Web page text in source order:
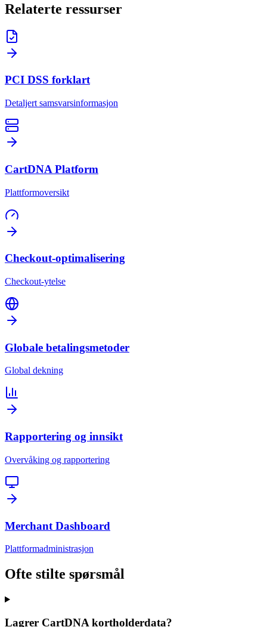
Relaterte ressurser
PCI DSS forklart
Detaljert samsvarsinformasjon
CartDNA Platform
Plattformoversikt
Checkout-optimalisering
Checkout-ytelse
Globale betalingsmetoder
Global dekning
Rapportering og innsikt
Overvåking og rapportering
Merchant Dashboard
Plattformadministrasjon
Ofte stilte spørsmål
Lagrer CartDNA kortholderdata?